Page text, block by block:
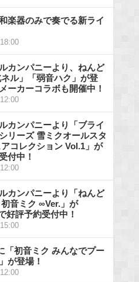
楽器のみで奏でる新ライ
カンパニーより、ねんど
ル」「弱音ハク」が登
ーカーコラボも開催中！
カンパニーより「ブライ
リーズ 雪ミクオールスタ
コレクション Vol.1」が
付中！
カンパニーより「ねんど
音ミク ∞Ver.」が
好評予約受付中！
「初音ミク みんなでプー
が登場！